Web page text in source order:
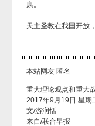
康。
天主圣教在我国开放
本站网友 匿名
重大理论观点和重大
2017年9月19日 星期
文/游润恬
来自/联合早报